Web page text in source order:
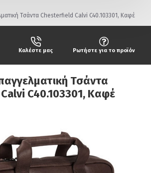
Τσάντα Chesterfield Calvi C40.103301, Καφέ
Καλέστε μας Ρωτήστε για το προϊόν
Τσάντα
C40.103301, Καφέ